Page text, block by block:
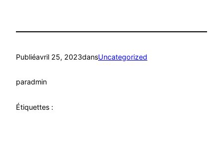
Publiéavril 25, 2023dansUncategorized
paradmin
Étiquettes :